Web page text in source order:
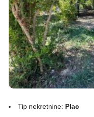
Tip nekretnine: Plac